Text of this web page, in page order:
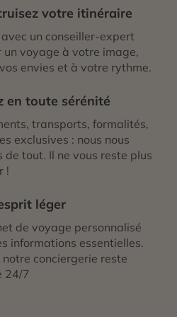
votre itinéraire
avec un conseiller-expert
un voyage à votre image,
envies et à votre rythme.
en toute sérénité
transports, formalités,
exclusives : nous nous
de tout. Il ne vous reste plus
!
léger
de voyage personnalisé
informations essentielles.
notre conciergerie reste
24/7